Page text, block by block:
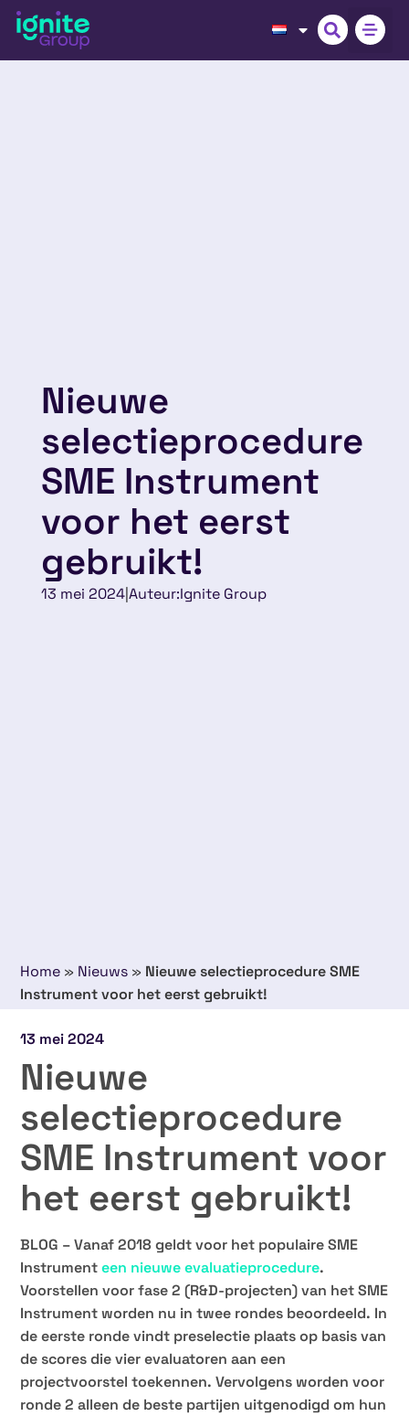
Nieuwe
selectieprocedure
SME Instrument
voor het eerst
gebruikt!
13 mei 2024|Auteur:Ignite Group
Home » Nieuws » Nieuwe selectieprocedure SME
Instrument voor het eerst gebruikt!
13 mei 2024
Nieuwe
selectieprocedure
SME Instrument voor
het eerst gebruikt!
BLOG – Vanaf 2018 geldt voor het populaire SME
Instrumenteen nieuwe evaluatieprocedure.
Voorstellen voor fase 2 (R&D-projecten) van het SME
Instrument worden nu in twee rondes beoordeeld. In
de eerste ronde vindt preselectie plaats op basis van
de scores die vier evaluatoren aan een
projectvoorstel toekennen. Vervolgens worden voor
ronde 2 alleen de beste partijen uitgenodigd om hun